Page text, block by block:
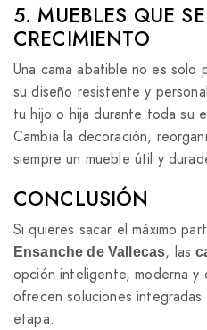
5. MUEBLES QUE
CRECIMIENTO
Una cama abatible no es solo
su diseño resistente y
tu hijo o hija durante toda su
Cambia la decoración,
siempre un mueble útil y
CONCLUSIÓN
Si quieres sacar el máximo
Ensanche de Vallecas, las
opción inteligente, moderna y
ofrecen soluciones
etapa.